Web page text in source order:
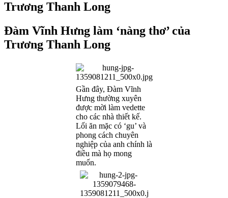
Trương Thanh Long
Đàm Vĩnh Hưng làm ‘nàng thơ’ của
Trương Thanh Long
Gần đây, Đàm Vĩnh
Hưng thường xuyên
được mời làm vedette
cho các nhà thiết kế.
Lối ăn mặc có ‘gu’ và
phong cách chuyên
nghiệp của anh chính là
điều mà họ mong
muốn.